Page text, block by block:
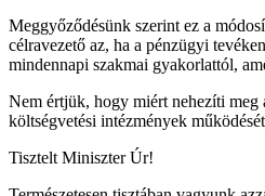
Meggyőződésünk szerint ez a
célravezető az, ha a pénzügyi
mindennapi szakmai gyakorlattól,
Nem értjük, hogy miért nehezíti meg
költségvetési intézmények
Tisztelt Miniszter Úr!